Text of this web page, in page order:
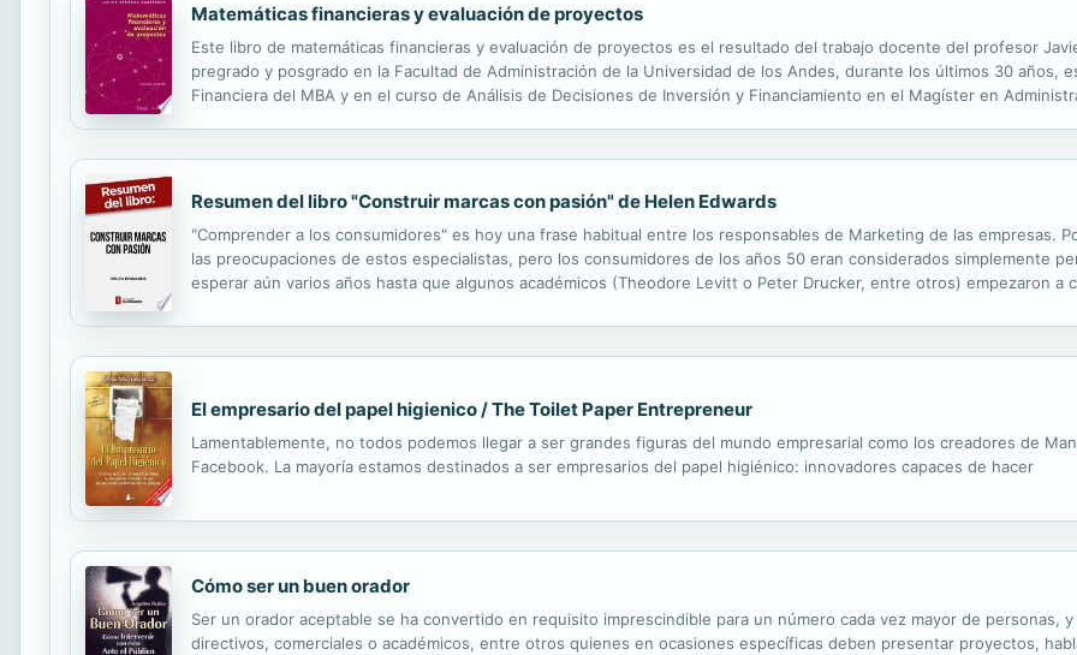
Matemáticas financieras y evaluación de proyectos
Este libro de matemáticas financieras y evaluación de proyectos es el resultado del trabajo docente del profesor
pregrado y posgrado en la Facultad de Administración de la Universidad de los Andes, durante los últimos 30 años,
Financiera del MBA y en el curso de Análisis de Decisiones de Inversión y Financiamiento en el Magíster en
Resumen del libro "Construir marcas con pasión" de Helen Edwards
"Comprender a los consumidores" es hoy una frase habitual entre los responsables de Marketing de las empresas.
las preocupaciones de estos especialistas, pero los consumidores de los años 50 eran considerados simplemente
esperar aún varios años hasta que algunos académicos (Theodore Levitt o Peter Drucker, entre otros) empezaron a
El empresario del papel higienico / The Toilet Paper Entrepreneur
Lamentablemente, no todos podemos llegar a ser grandes figuras del mundo empresarial como los creadores de
Facebook. La mayoría estamos destinados a ser empresarios del papel higiénico: innovadores capaces de hacer
Cómo ser un buen orador
Ser un orador aceptable se ha convertido en requisito imprescindible para un número cada vez mayor de personas,
directivos, comerciales o académicos, entre otros quienes en ocasiones específicas deben presentar proyectos,